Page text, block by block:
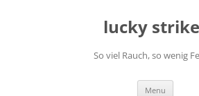
lucky
So viel Rauch, so wenig
Menu